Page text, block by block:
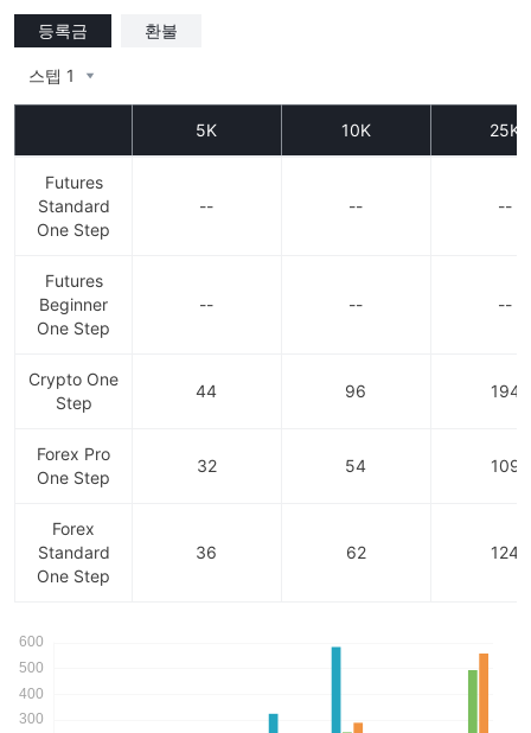
래 기간에 포함됩니다. Instant Funding 모델에서는 최소 5일
의 거래 기간이 필요하며, 이 기간 동안 최소 0.5%의 수익을
달성해야 합니다. 이 날들도 연속적일 필요는 없으며, 충분한
3. 최대 드로다운은 트레일링인가, 스태틱인가? 1 STEP
CHALLENGE 1단계 평가의 드로다운은 트레일링입니다. 2
STEP CHALLENGE 2단계 평가의 드로다운은 스태틱입니다.
3 STEP CHALLENGE 3단계 평가의 드로다운은 스태틱입니
다. INSTANT FUNDING STANDARD MODEL Instant
INSTANT FUNDING PRO MODEL Instant Funding Pro
Challenge의 드로다운은 트레일링입니다.
등록금 환불
스텝 1
5K 10K 25K
Futures
Standard
One Step
-- -- --
Futures
Beginner
One Step
-- -- --
Crypto One
Step
44 96 194
Forex Pro
One Step
32 54 109
Forex
Standard
One Step
36 62 124